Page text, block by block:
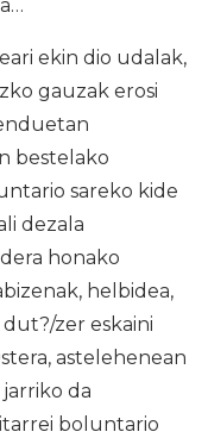
ekin dio udalak,
gauzak erosi
bestelako
sareko kide
dezala
honako
helbidea,
zer eskaini
astelehenean
da
boluntario